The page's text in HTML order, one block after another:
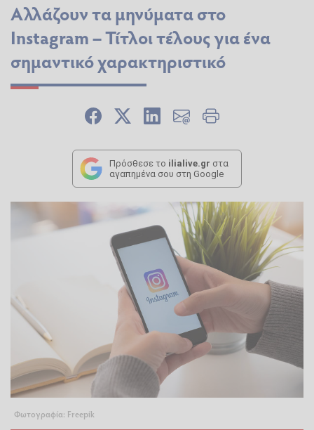
Αλλάζουν τα μηνύματα στο
Instagram – Τίτλοι τέλους για ένα
σημαντικό χαρακτηριστικό
Πρόσθεσε το ilialive.gr στα
αγαπημένα σου στη Google
Φωτογραφία: Freepik